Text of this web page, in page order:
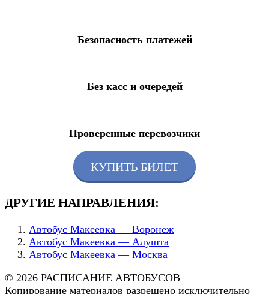
Безопасность платежей
Без касс и очередей
Проверенные перевозчики
КУПИТЬ БИЛЕТ
ДРУГИЕ НАПРАВЛЕНИЯ:
Автобус Макеевка — Воронеж
Автобус Макеевка — Алушта
Автобус Макеевка — Москва
© 2026 РАСПИСАНИЕ АВТОБУСОВ
Копирование материалов разрешено исключительно